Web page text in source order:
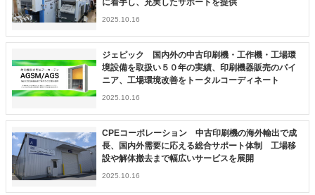
2025.10.16
ジェピック 国内外の中古印刷機・工作機・工場環
境設備を取扱い５０年の実績、印刷機器販売のパイ
ニア、工場環境改善をトータルコーディネート
2025.10.16
CPEコーポレーション 中古印刷機の海外輸出で成
長、国内外需要に応える総合サポート体制 工場移
設や解体撤去まで幅広いサービスを展開
2025.10.16